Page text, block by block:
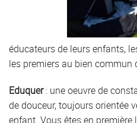
éducateurs de leurs enfants,
les premiers au bien commun
Eduquer: une oeuvre de
de douceur, toujours orientée
enfant. Vous êtes en première